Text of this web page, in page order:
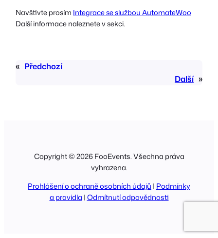
Navštivte prosím Integrace se službou AutomateWoo
Další informace naleznete v sekci.
« Předchozí
Další »
Copyright © 2026 FooEvents. Všechna práva
vyhrazena.
Prohlášení o ochraně osobních údajů | Podmínky
a pravidla |Odmítnutí odpovědnosti